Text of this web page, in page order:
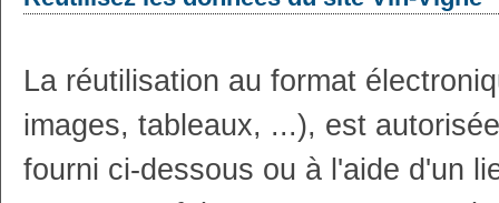
La réutilisation au format
images, tableaux, ...), est
fourni ci-dessous ou à l'aide d'un